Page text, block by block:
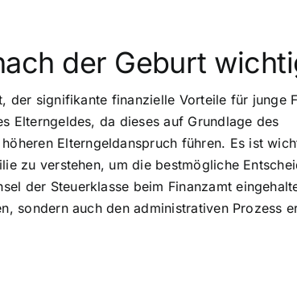
der Geburt
der signifikante finanzielle Vorteile für junge
Elterngeldes, da dieses auf Grundlage des
Elterngeldanspruch führen. Es ist
zu verstehen, um die bestmögliche
der Steuerklasse beim Finanzamt
sondern auch den administrativen Prozess